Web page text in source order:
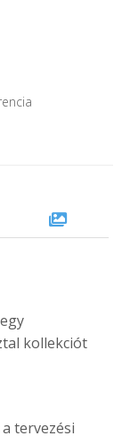
kollekciót
tervezési